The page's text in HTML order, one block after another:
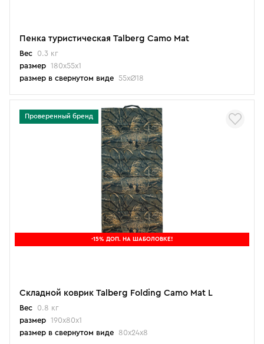
Пенка туристическая Talberg Camo Mat
Вес
0.3 кг
размер
180х55х1
размер в свернутом виде
55хØ18
Проверенный бренд
-15% ДОП. НА ШАБОЛОВКЕ!
Складной коврик Talberg Folding Camo Mat L
Вес
0.8 кг
размер
190х80х1
размер в свернутом виде
80х24х8